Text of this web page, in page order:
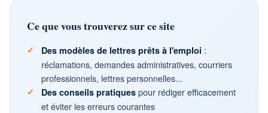
Ce que vous trouverez sur ce site
Des modèles de lettres prêts à l'emploi :
réclamations, demandes administratives, courriers
professionnels, lettres personnelles...
Des conseils pratiques pour rédiger efficacement
et éviter les erreurs courantes